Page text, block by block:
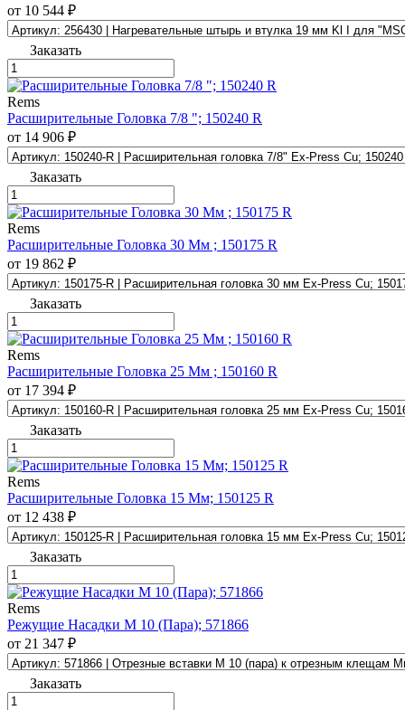
от 10 544 ₽
Заказать
Rems
Расширительные Головка 7/8 "; 150240 R
от 14 906 ₽
Заказать
Rems
Расширительные Головка 30 Мм ; 150175 R
от 19 862 ₽
Заказать
Rems
Расширительные Головка 25 Мм ; 150160 R
от 17 394 ₽
Заказать
Rems
Расширительные Головка 15 Мм; 150125 R
от 12 438 ₽
Заказать
Rems
Режущие Насадки М 10 (Пара); 571866
от 21 347 ₽
Заказать